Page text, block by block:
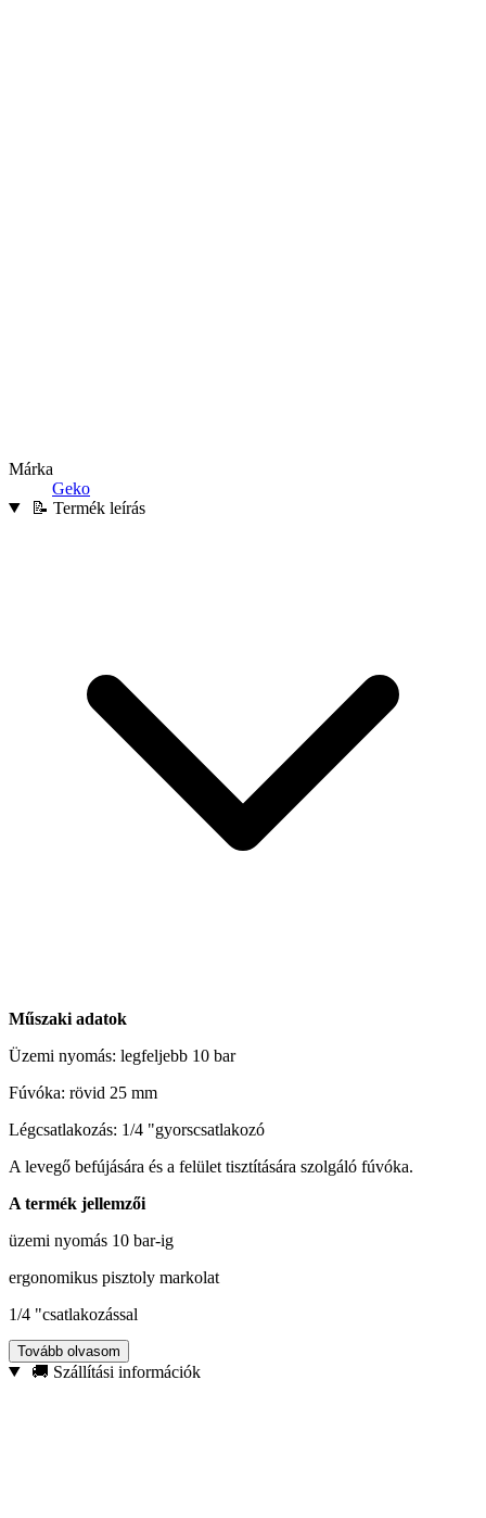
Márka
Geko
📝 Termék leírás
Műszaki adatok
Üzemi nyomás: legfeljebb 10 bar
Fúvóka: rövid 25 mm
Légcsatlakozás: 1/4 "gyorscsatlakozó
A levegő befújására és a felület tisztítására szolgáló fúvóka.
A termék jellemzői
üzemi nyomás 10 bar-ig
ergonomikus pisztoly markolat
1/4 "csatlakozással
Tovább olvasom
🚚 Szállítási információk